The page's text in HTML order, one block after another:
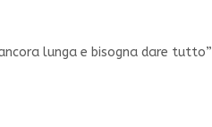
lunga e bisogna dare tutto”